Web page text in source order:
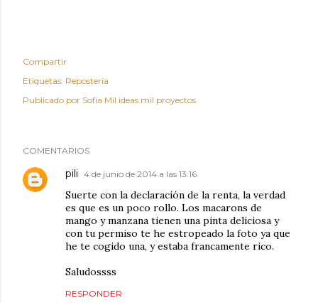
Compartir
Etiquetas: Reposteria
Publicado por Sofía Mil ideas mil proyectos
COMENTARIOS
pili 4 de junio de 2014 a las 13:16
Suerte con la declaración de la renta, la verdad
es que es un poco rollo. Los macarons de
mango y manzana tienen una pinta deliciosa y
con tu permiso te he estropeado la foto ya que
he te cogido una, y estaba francamente rico.
Saludossss
RESPONDER